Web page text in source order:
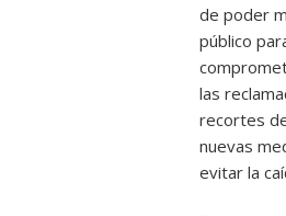
de poder
público
las
recortes
nuevas
evitar la